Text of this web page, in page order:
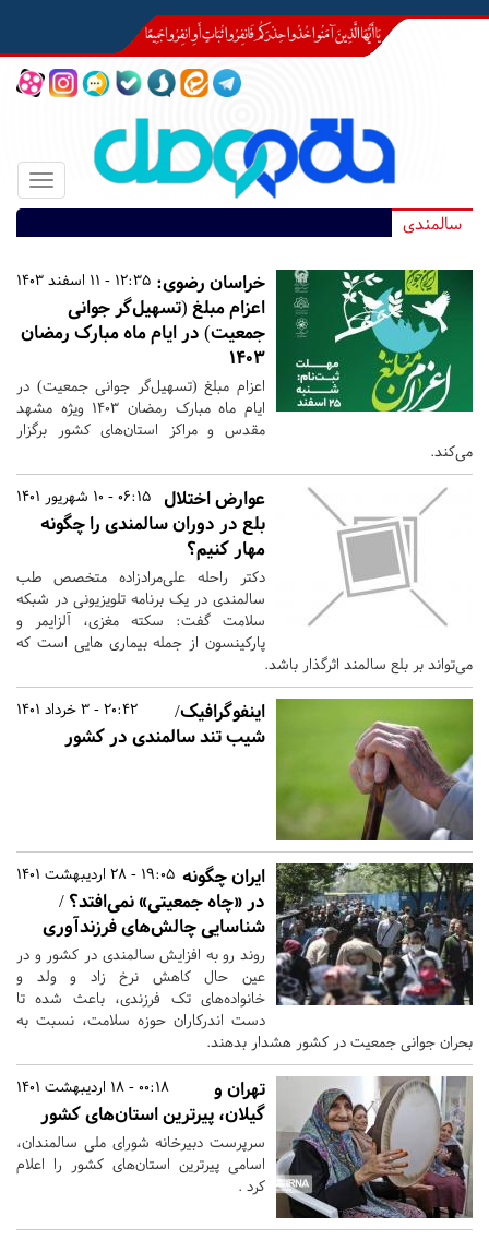
Toggle
سالمندی
12:35 - 11 اسفند 1403 خراسان رضوی:
اعزام مبلغ (تسهیل‌گر جوانی
جمعیت) در ایام ماه مبارک رمضان
۱۴۰۳
اعزام مبلغ (تسهیل‌گر جوانی جمعیت) در
ایام ماه مبارک رمضان ۱۴۰۳ ویژه مشهد
مقدس و مراکز استان‌های کشور برگزار
می‌کند.
06:15 - 10 شهریور 1401
عوارض اختلال
بلع در دوران سالمندی را چگونه
مهار کنیم؟
دکتر راحله علی‌مرادزاده متخصص طب
سالمندی در یک برنامه تلویزیونی در شبکه
سلامت گفت: سکته مغزی، آلزایمر و
پارکینسون از جمله بیماری هایی است که
می‌تواند بر بلع سالمند اثرگذار باشد.
20:42 - 3 خرداد 1401
اینفوگرافیک/
شیب تند سالمندی در کشور
19:05 - 28 اردیبهشت 1401 ایران چگونه
در «چاه جمعیتی» نمی‌افتد؟ /
شناسایی چالش‌های فرزندآوری
روند رو به افزایش سالمندی در کشور و در
عین حال کاهش نرخ زاد و ولد و
خانواده‌های تک فرزندی، باعث شده تا
دست اندرکاران حوزه سلامت، نسبت به
بحران جوانی جمعیت در کشور هشدار بدهند.
00:18 - 18 اردیبهشت 1401
تهران و
گیلان، پیرترین استان‌های کشور
سرپرست دبیرخانه شورای ملی سالمندان،
اسامی پیرترین استان‌های کشور را اعلام
کرد .